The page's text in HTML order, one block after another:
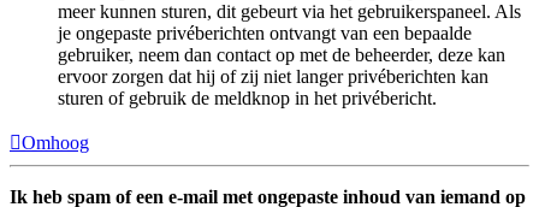
meer kunnen sturen, dit gebeurt via het gebruikerspaneel. Als
je ongepaste privéberichten ontvangt van een bepaalde
gebruiker, neem dan contact op met de beheerder, deze kan
ervoor zorgen dat hij of zij niet langer privéberichten kan
sturen of gebruik de meldknop in het privébericht.
Omhoog
Ik heb spam of een e-mail met ongepaste inhoud van iemand op